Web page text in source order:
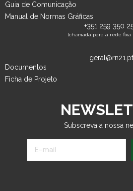
Guia de Comunicação
Manual de Normas Gráficas
+351 259 350
(chamada para a rede fixa
geral@rn21.pt
Documentos
Ficha de Projeto
Subscreva a nossa